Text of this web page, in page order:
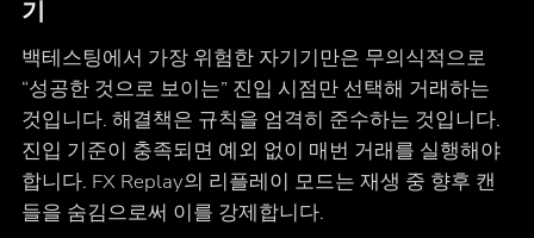
기
백테스팅에서 가장 위험한 자기기만은 무의식적으로
“성공한 것으로 보이는” 진입 시점만 선택해 거래하는
것입니다. 해결책은 규칙을 엄격히 준수하는 것입니다.
진입 기준이 충족되면 예외 없이 매번 거래를 실행해야
합니다. FX Replay의 리플레이 모드는 재생 중 향후 캔
들을 숨김으로써 이를 강제합니다.